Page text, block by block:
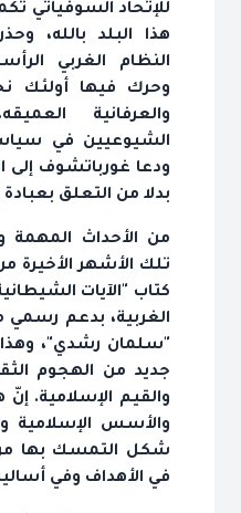
للإتحاد السوفياتي
هذا البلد بالله،
النظام الغربي
وحرك فيها أولئك
والعرفانية
الشيوعيين في
ودعا غورباتشوف إلى
بدلا من التعلق بعبادة
من الأحداث المهمة
تلك الأشهر الأخيرة
كتاب "الآيات
الغربية، بدعم رسمي
"سلمان رشدي"،
جديد من الهجوم
والقيم الإسلامية. إنّ
والأسس الإسلامية
شكل التمسك بها
في الأهداف وفي